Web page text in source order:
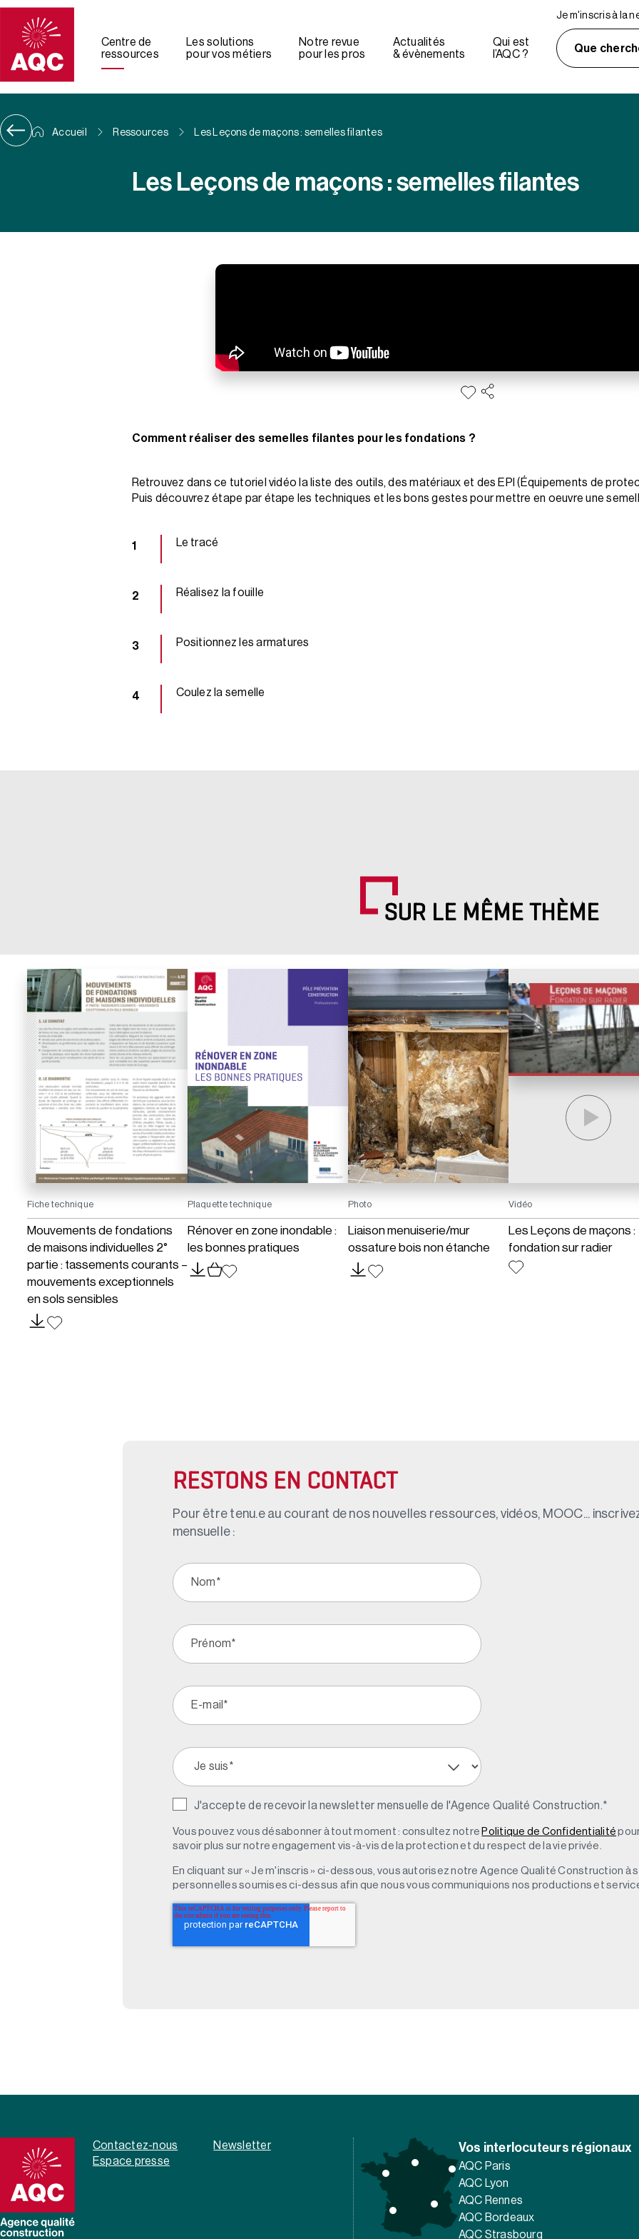
Panneau de gestion des cookies
Centre de
ressources
Les solutions
pour vos métiers
Notre revue
pour les pros
Actualités
& évènements
Qui est
l’AQC ?
Je m'inscris à la
Que
Accueil Ressources Les Leçons de maçons : semelles filantes
Les Leçons de maçons : semelles filantes
Comment réaliser des semelles filantes pour les fondations ?
Retrouvez dans ce tutoriel vidéo la liste des outils, des matériaux et des EPI (Équipements de
Puis découvrez étape par étape les techniques et les bons gestes pour mettre en oeuvre une
Le tracé
Réalisez la fouille
Positionnez les armatures
Coulez la semelle
SUR LE MÊME THÈME
Fiche technique
Mouvements de fondations
de maisons individuelles 2°
partie : tassements courants –
mouvements exceptionnels
en sols sensibles
Plaquette technique
Rénover en zone inondable :
les bonnes pratiques
Photo
Liaison menuiserie/mur
ossature bois non étanche
Vidéo
Les Leçons de maçons :
fondation sur radier
RESTONS EN CONTACT
Pour être tenu.e au courant de nos nouvelles ressources, vidéos, MOOC...
mensuelle :
J'accepte de recevoir la newsletter mensuelle de l'Agence Qualité Construction. *
Vous pouvez vous désabonner à tout moment : consultez notre Politique de Confidentialité
savoir plus sur notre engagement vis-à-vis de la protection et du respect de la vie privée.
En cliquant sur « Je m'inscris » ci-dessous, vous autorisez notre Agence Qualité Construction
personnelles soumises ci-dessus afin que nous vous communiquions nos productions et
Contactez-nous
Newsletter
Espace presse
Vos interlocuteurs régionaux
AQC Paris
AQC Lyon
AQC Rennes
AQC Bordeaux
AQC Strasbourg